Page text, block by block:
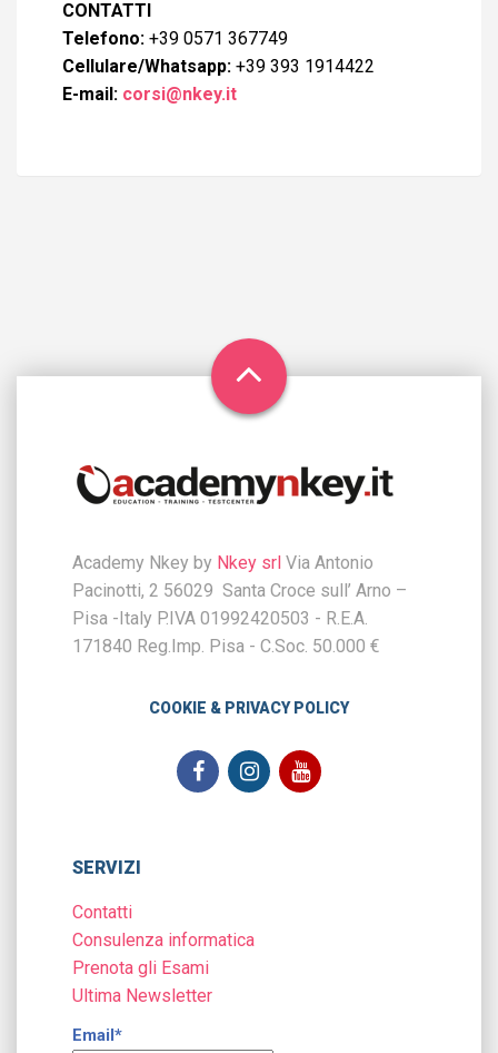
CONTATTI
Telefono: +39 0571 367749
Cellulare/Whatsapp: +39 393 1914422
E-mail: corsi@nkey.it
Academy Nkey by Nkey srl Via Antonio
Pacinotti, 2 56029 Santa Croce sull’ Arno –
Pisa -Italy P.IVA 01992420503 - R.E.A.
171840 Reg.Imp. Pisa - C.Soc. 50.000 €
COOKIE & PRIVACY POLICY
SERVIZI
Contatti
Consulenza informatica
Prenota gli Esami
Ultima Newsletter
Email*